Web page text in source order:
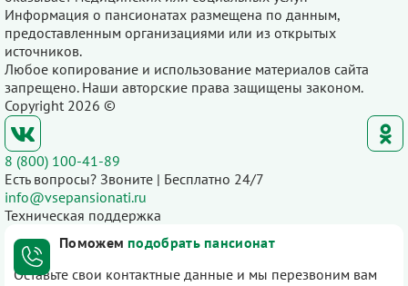
Информация о пансионатах размещена по данным,
предоставленным организациями или из открытых
источников.
Любое копирование и использование материалов сайта
запрещено. Наши авторские права защищены законом.
Copyright 2026 ©
8 (800) 100-41-89
Есть вопросы? Звоните | Бесплатно 24/7
info@vsepansionati.ru
Техническая поддержка
Поможем подобрать пансионат
Оставьте свои контактные данные и мы перезвоним вам